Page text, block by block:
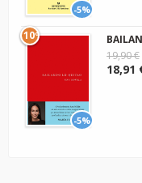
-5%
-5%
10º
19,90 €
18,91